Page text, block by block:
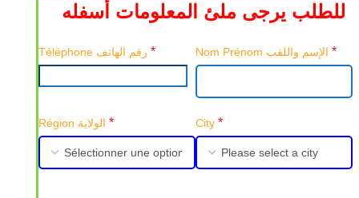
للطلب يرجى ملئ المعلومات أسفله
* *
* City *